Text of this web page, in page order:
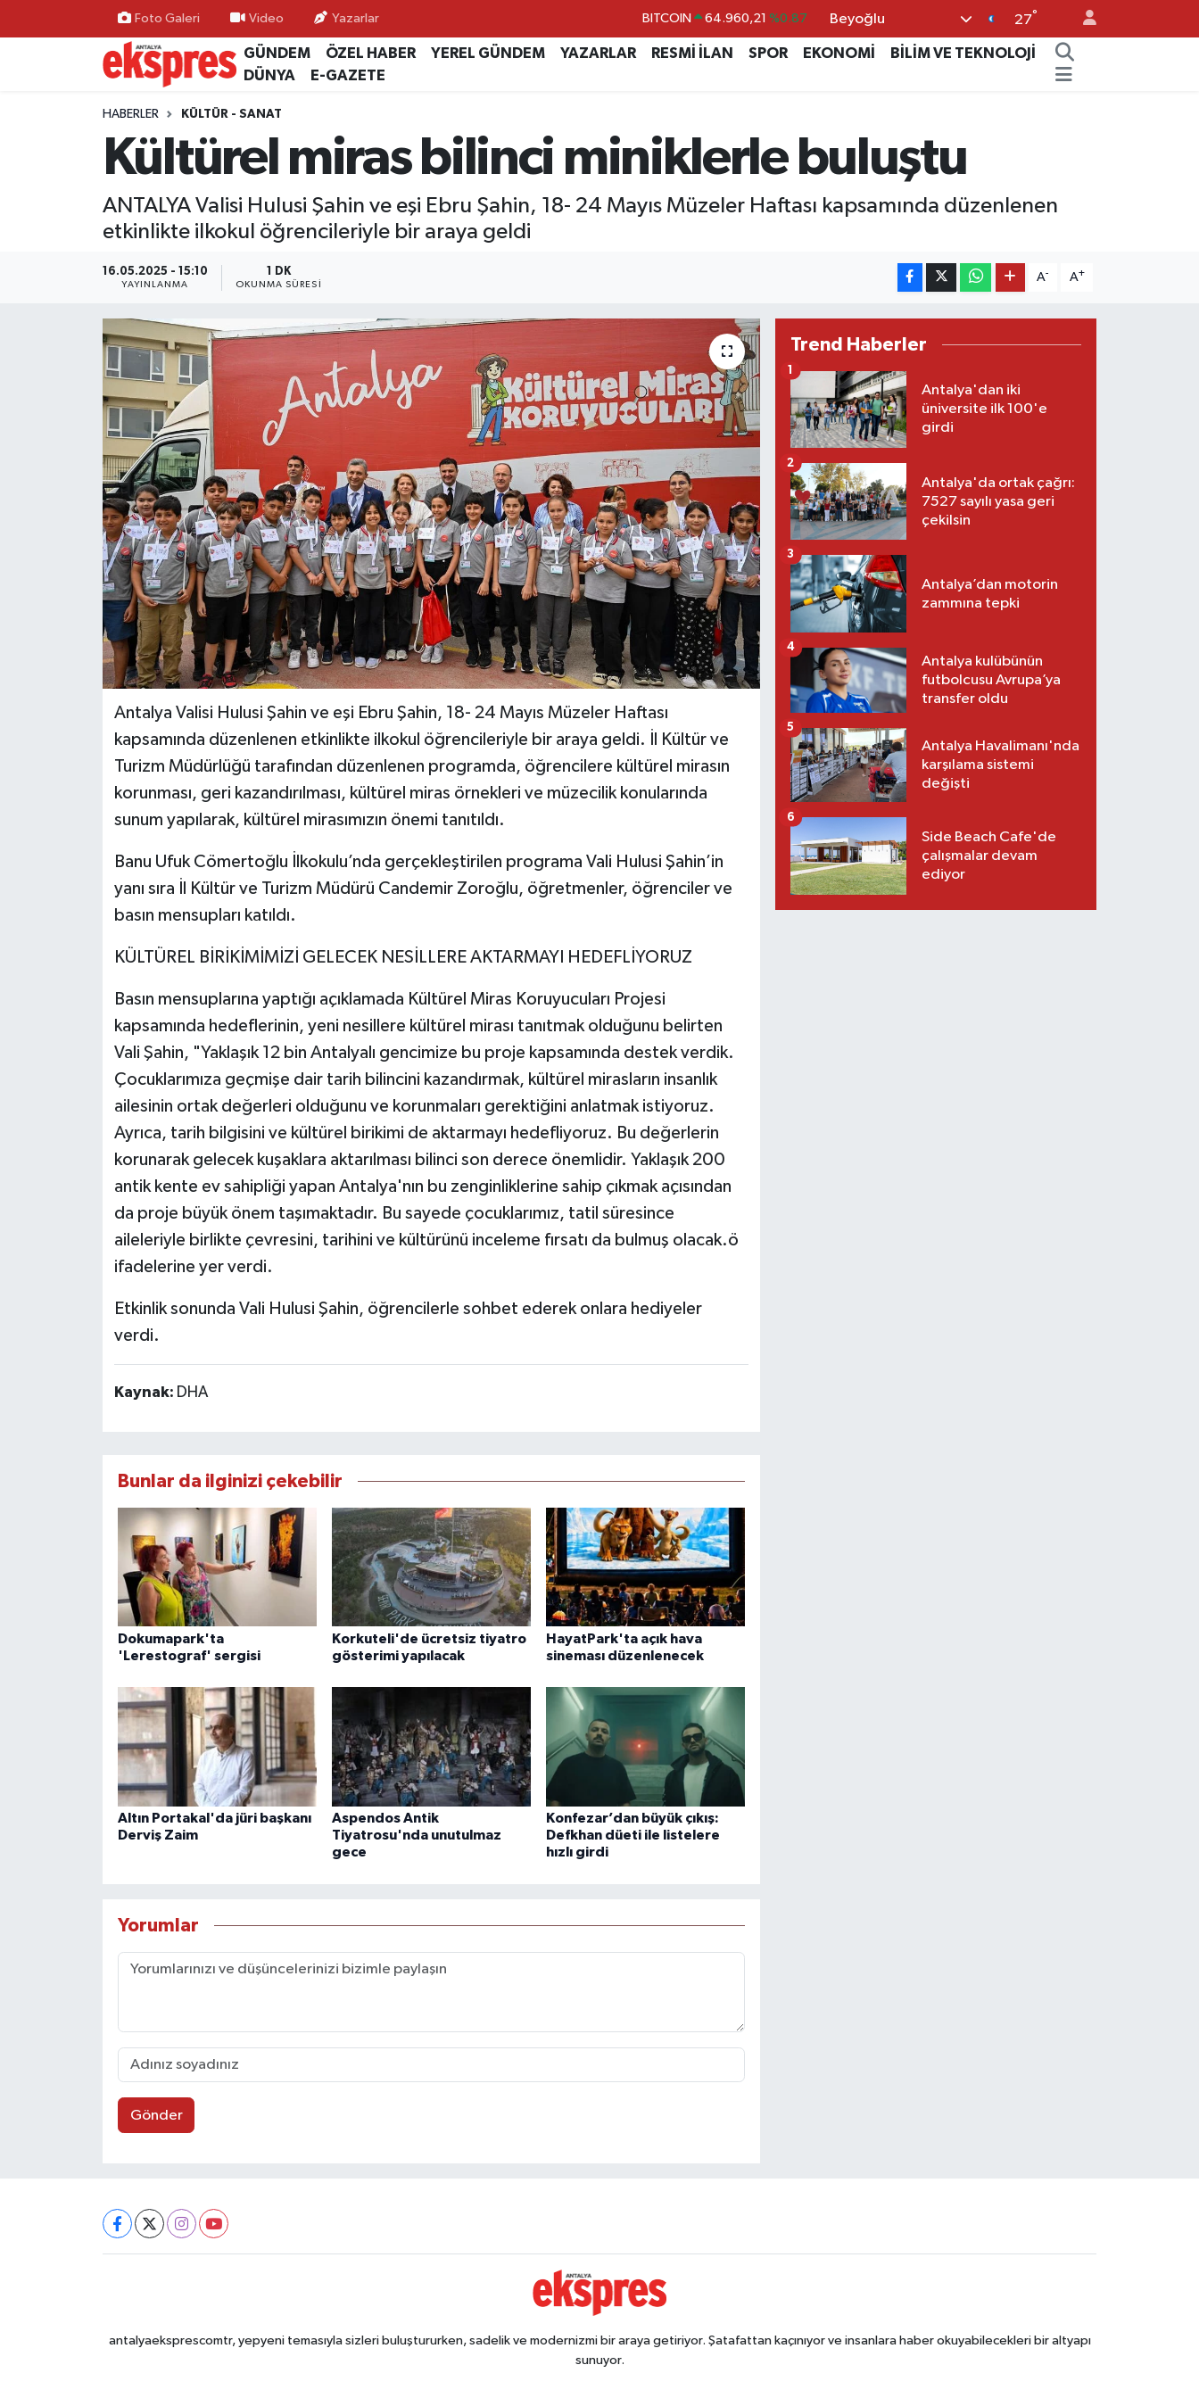
Foto Galeri Video Yazarlar BITCOIN 64.960,21 %0.87
DOLAR 47,7436 %0.18
GRAM ALTIN 6660.55 %0.03
BİST100 13.779 %-14
Beyoğlu 27°
GÜNDEM ÖZEL HABER YEREL GÜNDEM YAZARLAR RESMİ İLAN SPOR EKONOMİ
BİLİM VE TEKNOLOJİ
DÜNYA
E-GAZETE
HABERLER KÜLTÜR - SANAT
Kültürel miras bilinci miniklerle buluştu
ANTALYA Valisi Hulusi Şahin ve eşi Ebru Şahin, 18- 24 Mayıs Müzeler Haftası kapsamında düzenlenen
etkinlikte ilkokul öğrencileriyle bir araya geldi
16.05.2025 - 15:10
YAYINLANMA
1 DK
OKUNMA SÜRESI
A- A+
Antalya Valisi Hulusi Şahin ve eşi Ebru Şahin, 18- 24 Mayıs Müzeler Haftası
kapsamında düzenlenen etkinlikte ilkokul öğrencileriyle bir araya geldi. İl Kültür ve
Turizm Müdürlüğü tarafından düzenlenen programda, öğrencilere kültürel mirasın
korunması, geri kazandırılması, kültürel miras örnekleri ve müzecilik konularında
sunum yapılarak, kültürel mirasımızın önemi tanıtıldı.
Banu Ufuk Cömertoğlu İlkokulu’nda gerçekleştirilen programa Vali Hulusi Şahin’in
yanı sıra İl Kültür ve Turizm Müdürü Candemir Zoroğlu, öğretmenler, öğrenciler ve
basın mensupları katıldı.
KÜLTÜREL BİRİKİMİMİZİ GELECEK NESİLLERE AKTARMAYI HEDEFLİYORUZ
Basın mensuplarına yaptığı açıklamada Kültürel Miras Koruyucuları Projesi
kapsamında hedeflerinin, yeni nesillere kültürel mirası tanıtmak olduğunu belirten
Vali Şahin, "Yaklaşık 12 bin Antalyalı gencimize bu proje kapsamında destek verdik.
Çocuklarımıza geçmişe dair tarih bilincini kazandırmak, kültürel mirasların insanlık
ailesinin ortak değerleri olduğunu ve korunmaları gerektiğini anlatmak istiyoruz.
Ayrıca, tarih bilgisini ve kültürel birikimi de aktarmayı hedefliyoruz. Bu değerlerin
korunarak gelecek kuşaklara aktarılması bilinci son derece önemlidir. Yaklaşık 200
antik kente ev sahipliği yapan Antalya'nın bu zenginliklerine sahip çıkmak açısından
da proje büyük önem taşımaktadır. Bu sayede çocuklarımız, tatil süresince
aileleriyle birlikte çevresini, tarihini ve kültürünü inceleme fırsatı da bulmuş olacak.ö
ifadelerine yer verdi.
Etkinlik sonunda Vali Hulusi Şahin, öğrencilerle sohbet ederek onlara hediyeler
verdi.
Kaynak: DHA
Bunlar da ilginizi çekebilir
Dokumapark'ta
'Lerestograf' sergisi
Korkuteli'de ücretsiz tiyatro
gösterimi yapılacak
HayatPark'ta açık hava
sineması düzenlenecek
Altın Portakal'da jüri başkanı
Derviş Zaim
Aspendos Antik
Tiyatrosu'nda unutulmaz
gece
Konfezar’dan büyük çıkış:
Defkhan düeti ile listelere
hızlı girdi
Yorumlar
Gönder
Trend Haberler
Antalya'dan iki
üniversite ilk 100'e
girdi
1
Antalya'da ortak çağrı:
7527 sayılı yasa geri
çekilsin
2
Antalya’dan motorin
zammına tepki
3
Antalya kulübünün
futbolcusu Avrupa’ya
transfer oldu
4
Antalya Havalimanı'nda
karşılama sistemi
değişti
5
Side Beach Cafe'de
çalışmalar devam
ediyor
6
antalyaeksprescomtr, yepyeni temasıyla sizleri buluştururken, sadelik ve modernizmi bir araya getiriyor. Şatafattan kaçınıyor ve insanlara haber okuyabilecekleri bir altyapı
sunuyor.
ÖZEL HABER
GÜNDEM
YEREL GÜNDEM
EKONOMİ
SİYASET
EĞİTİM
TURİZM
RÖPORTAJ
VİDEO HABERLER
YAZARLAR
RESMİ İLAN
MAGAZİN
Nöbetçi Eczaneler
Hava Durumu
Trafik Durumu
Süper Lig Puan Durumu ve Fikstür
Haber Arşivi